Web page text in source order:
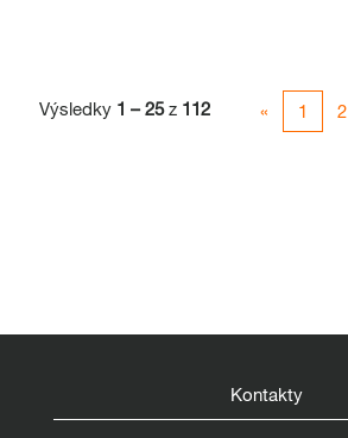
Výsledky 1 – 25z 112 « 1 2
Kontakty